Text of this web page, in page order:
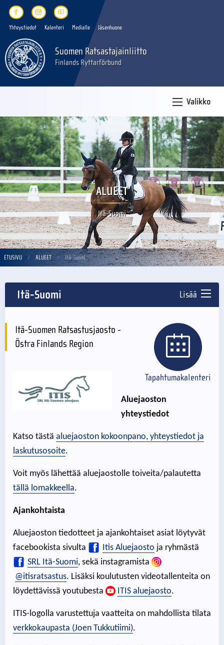
Yhteystiedot Kalenteri Medialle Jäsenhuone
Suomen Ratsastajainliitto
Finlands Ryttarförbund
Valikko
ALUEET
Itä-Suomi
ETUSIVU ALUEET Itä-Suomi
Itä-Suomi Lisää
Tapahtumakalenteri
Itä-Suomen Ratsastusjaosto -
Östra Finlands Region
Aluejaoston
yhteystiedot
Katso tästä aluejaoston kokoonpano, yhteystiedot ja
laskutusosoite.
Voit myös lähettää aluejaostolle toiveita/palautetta
tällä lomakkeella.
Ajankohtaista
Aluejaoston tiedotteet ja ajankohtaiset asiat löytyvät
facebookista sivulta
Itis Aluejaosto ja ryhmästä
SRL Itä-Suomi, sekä instagramista
@itisratsastus. Lisäksi koulutusten videotallenteita on
löydettävissä youtubesta
ITIS aluejaosto.
ITIS-logolla varustettuja vaatteita on mahdollista tilata
verkkokaupasta (Joen Tukkutiimi).